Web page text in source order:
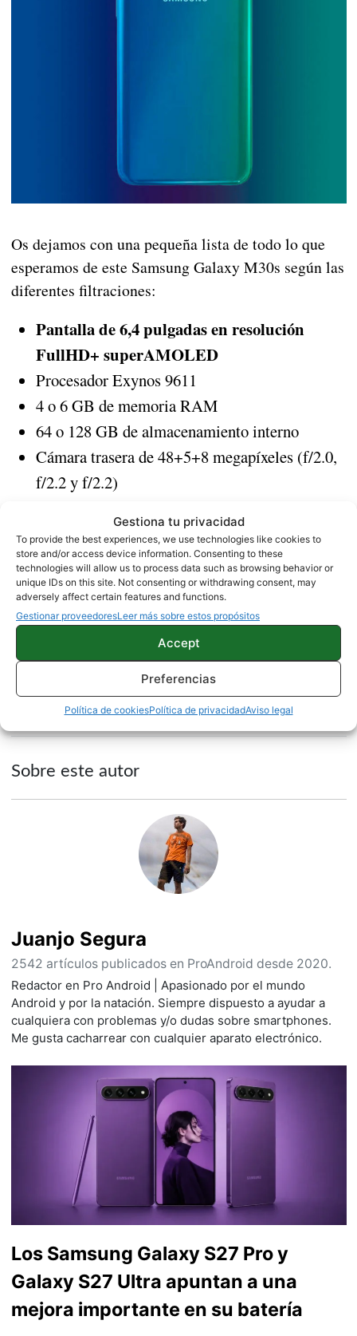
Gestiona tu privacidad
To provide the best experiences, we use technologies like cookies to
store and/or access device information. Consenting to these
technologies will allow us to process data such as browsing behavior or
unique IDs on this site. Not consenting or withdrawing consent, may
adversely affect certain features and functions.
Gestionar proveedoresLeer más sobre estos propósitos
Accept
Preferencias
Política de cookiesPolítica de privacidadAviso legal
Os dejamos con una pequeña lista de todo lo que
esperamos de este Samsung Galaxy M30s según las
diferentes filtraciones:
Pantalla de 6,4 pulgadas en resolución
FullHD+ superAMOLED
Procesador Exynos 9611
4 o 6 GB de memoria RAM
64 o 128 GB de almacenamiento interno
Cámara trasera de 48+5+8 megapíxeles (f/2.0,
f/2.2 y f/2.2)
Construcción en plástico
Sensor de huellas, jack 3.5 mm y USB C
Batería de 6.000 mAh
Android 9 Pie
Android Authority
NOTICIAS SAMSUNG
Sobre este autor
Juanjo Segura
2542 artículos publicados en ProAndroid desde 2020.
Redactor en Pro Android | Apasionado por el mundo
Android y por la natación. Siempre dispuesto a ayudar a
cualquiera con problemas y/o dudas sobre smartphones.
Me gusta cacharrear con cualquier aparato electrónico.
Los Samsung Galaxy S27 Pro y
Galaxy S27 Ultra apuntan a una
mejora importante en su batería